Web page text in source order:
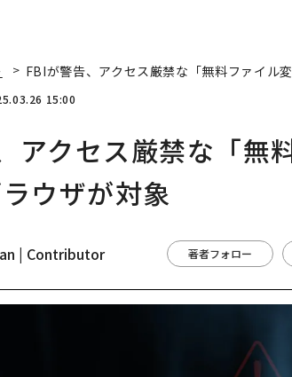
FBIが警告、アクセス厳禁な「無料ファイ
15:00
アクセス厳禁な「無
ウザが対象
| Contributor 著者フォロー